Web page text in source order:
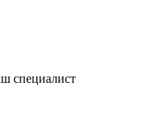
специалист